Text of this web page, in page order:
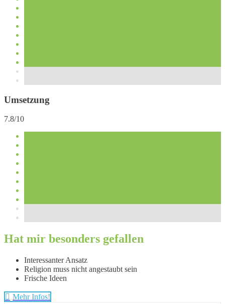
Umsetzung
7.8/10
Hat mir besonders gefallen
Interessanter Ansatz
Religion muss nicht angestaubt sein
Frische Ideen
Mehr Infos!